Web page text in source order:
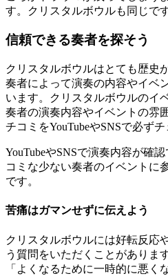
す。クリスタルボウルも同じです
信頼できる奏者を探そう
クリスタルボウルはとても歴史
奏者によって演奏の内容やイベ
います。クリスタルボウルのイ
奏者の演奏内容やイベントの雰
チコミをYouTubeやSNSで必ず
YouTubeやSNSで演奏内容が確
コミな少ない奏者のイベントに
です。
苦痛はガマンせずに伝えよう
クリスタルボウルには好転反応
う質問をいただくことがありま
「よくなるために一時的に悪く